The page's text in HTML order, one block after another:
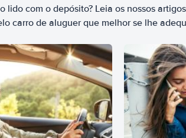
lido com o depósito? Leia os nossos
carro de aluguer que melhor se lhe